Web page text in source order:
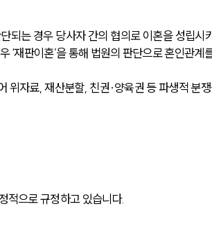
되는 경우 당사자 간의 협의로 이혼을 성립시
‘재판이혼’을 통해 법원의 판단으로 혼인관계
위자료, 재산분할, 친권·양육권 등 파생적 분
적으로 규정하고 있습니다.